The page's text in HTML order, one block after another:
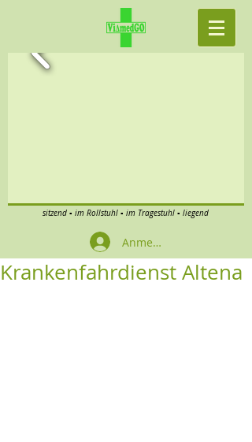
sitzend ▪ im Rollstuhl ▪ im Tragestuhl ▪ liegend
Anmelden
Krankenfahrdienst Altena